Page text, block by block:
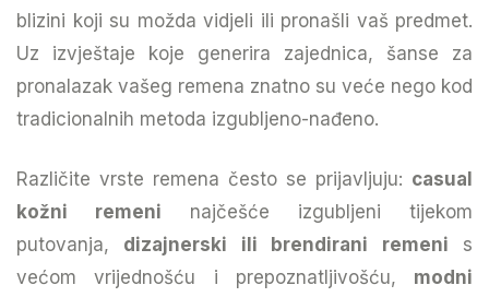
blizini koji su možda vidjeli ili pronašli vaš predmet.
Uz izvještaje koje generira zajednica, šanse za
pronalazak vašeg remena znatno su veće nego kod
tradicionalnih metoda izgubljeno-nađeno.
Različite vrste remena često se prijavljuju: casual
kožni remeni najčešće izgubljeni tijekom
putovanja, dizajnerski ili brendirani remeni s
većom vrijednošću i prepoznatljivošću, modni